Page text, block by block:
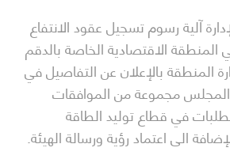
آلية رسوم تسجيل عقود الانتفاع
المنطقة الاقتصادية الخاصة بالدقم
بالإعلان عن التفاصيل في
مجموعة من الموافقات
في قطاع توليد الطاقة
الى اعتماد رؤية ورسالة الهيئة.